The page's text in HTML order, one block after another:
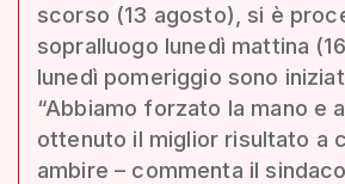
scorso (13 agosto), si è
sopralluogo lunedì mattina
lunedì pomeriggio sono
“Abbiamo forzato la mano e
ottenuto il miglior risultato a
ambire – commenta il